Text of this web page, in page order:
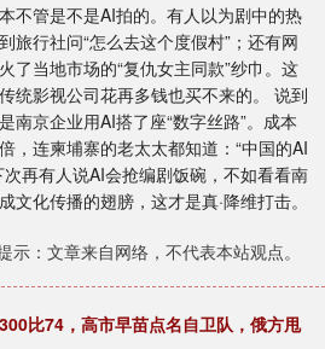
不管是不是AI拍的。有人以为剧中的热
旅行社问“怎么去这个度假村”；还有网
了当地市场的“复仇女主同款”纱巾。这
统影视公司花再多钱也买不来的。 说到
南京企业用AI搭了座“数字丝路”。成本
，连柬埔寨的老太太都知道：“中国的AI
再有人说AI会抢编剧饭碗，不如看看南
化传播的翅膀，这才是真·降维打击。
示：文章来自网络，不代表本站观点。
比74，高市早苗点名自卫队，俄方甩